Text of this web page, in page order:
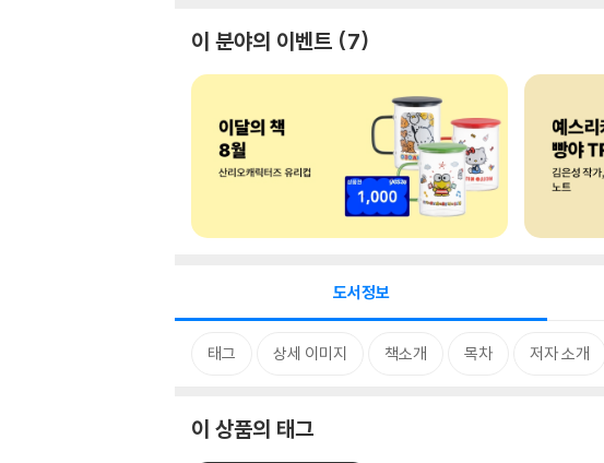
이 분야의 이벤트 7
도서정보
태그 상세 이미지 책소개 목차 저자 소개
이 상품의 태그